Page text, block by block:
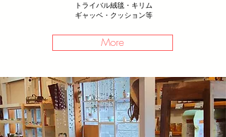
トライバル絨毯・キリム
ギャッベ・クッション等
More